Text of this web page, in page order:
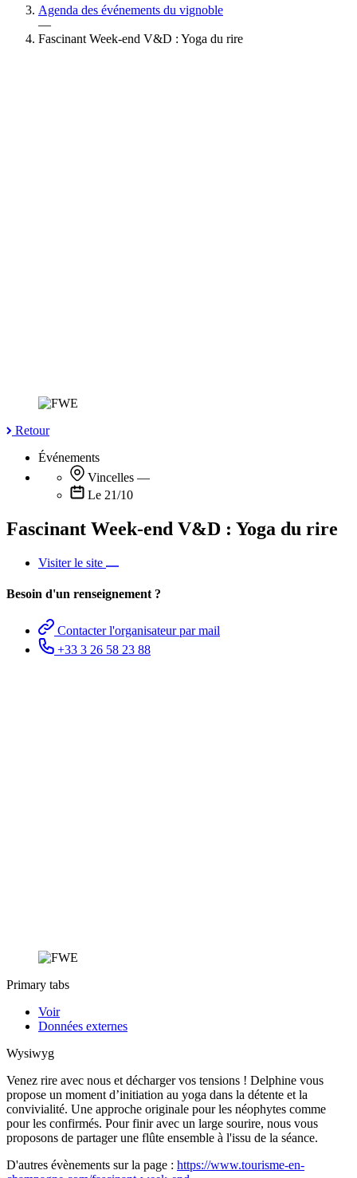
Agenda des événements du vignoble
—
Fascinant Week-end V&D : Yoga du rire
Retour
Événements
Vincelles —
Le 21/10
Fascinant Week-end V&D : Yoga du rire
Visiter le site
Besoin d'un renseignement ?
Contacter l'organisateur par mail
+33 3 26 58 23 88
Primary tabs
Voir
Données externes
Wysiwyg
Venez rire avec nous et décharger vos tensions ! Delphine vous
propose un moment d’initiation au yoga dans la détente et la
convivialité. Une approche originale pour les néophytes comme
pour les confirmés. Pour finir avec un large sourire, nous vous
proposons de partager une flûte ensemble à l'issu de la séance.
D'autres évènements sur la page : https://www.tourisme-en-